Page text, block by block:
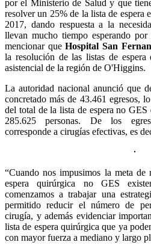
por el Ministerio de Salud y que
resolver un 25% de la lista de espera
2017, dando respuesta a la
llevan mucho tiempo esperando
mencionar queHospital San
la resolución de las listas de
asistencial de la región de O'Higgins.
La autoridad nacional anunció que
concretado más de 43.461 egresos,
del total de la lista de espera no GES
285.625 personas. De los
corresponde a cirugías efectivas, es
“Cuando nos impusimos la meta
espera quirúrgica no GES
comenzamos a trabajar una
permitido reducir el número de
cirugía, y además evidenciar
lista de espera quirúrgica que ya
con mayor fuerza a mediano y largo